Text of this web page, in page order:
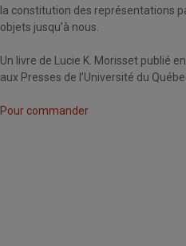
la constitution des représentations
objets jusqu’à nous.
Un livre de Lucie K. Morisset publié
aux Presses de l’Université du
Pour commander